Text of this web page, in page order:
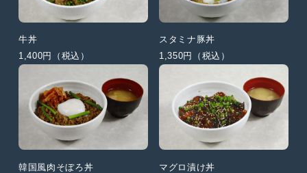
牛丼
1,400円（税込）
スタミナ豚丼
1,350円（税込）
韓国風肉そぼろ丼
マグロ漬け丼